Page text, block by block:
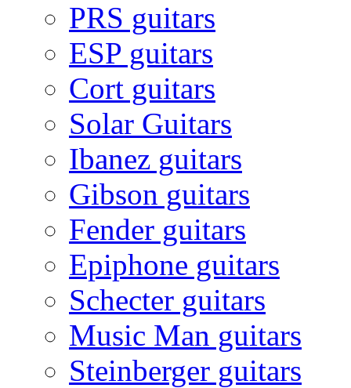
PRS guitars
ESP guitars
Cort guitars
Solar Guitars
Ibanez guitars
Gibson guitars
Fender guitars
Epiphone guitars
Schecter guitars
Music Man guitars
Steinberger guitars